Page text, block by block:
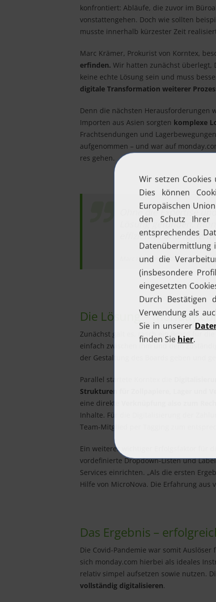
konfrontiert: Abläufe, die zuvor im
vonstattengehen. Doch wie sollten
musste innerhalb kürzester Zeit
Marc Krämer, Prokurist von Korntex,
erfinden. Wir hatten zunächst überlegt,
keine echte Lösung sein und muss
digitale Transformation weiterer
Denn die nächsten Herausforderungen
Importen aus Asien sorgten komplexe
Frachtsendungen und
aufgenommen – und war auf
res gehen.
Ohne die Expertise
Lösung gefunden.
effizienter und
Marc Krämer | Prokurist,
Die Lösung –
Zunächst galt es, rasch ein Board für die
einfach zwischen ihm und dem
der Gestaltung des Boards geben und
Parallel startete Korntex die
Strukturen für Zollpapiere, Lager und
eine direkte
Inhalte. Für die Digitalisierung der
Team-Mitglied per Tagging zum
Ein weiterer wichtiger Erfolgsfaktor für
vordefinierte Dropdown-Listen und
Services einrichten. „Als die ersten
Hilfe von MicroNova. Die Erfahrung aus
Das Ergebnis –
Die Covid-Pandemie war somit
sich monday.com hierbei als ideales
relativ simpel aufsetzen sowie nutzen.
vollständig digitalisieren.